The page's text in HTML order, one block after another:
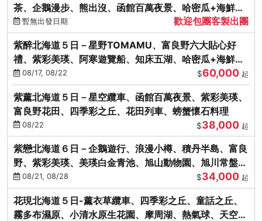
茶、企鵝漫步、熊出沒、函館百萬夜景、哈密瓜+海鮮和
牛八大螃蟹吃到飽
暫無出發日期 歡迎包團客製出團
紫醉北海道５日－星野TOMAMU、富良野六大貼心好
禮、紫彩美瑛、阿寒遊覽船、知床五湖、哈密瓜+海鮮和
牛螃蟹吃到飽
08/17, 08/22 $60,000 起
紫薰北海道５日－星空纜車、函館百萬夜景、紫彩美瑛、
富良野花田、四季彩之丘、花田列車、螃蟹懷石料理
08/22 $38,000 起
紫戀北海道６日－企鵝遊行、浪漫小樽、積丹半島、富良
野、紫彩美瑛、美瑛白金青池、旭山動物園、旭川常盤旋
轉塔08/21, 08/28 $34,000 起
花現北海道５日-薰衣草纜車、四季彩之丘、童話之丘、
霧多布濕原、小清水原生花園、摩周湖、熱氣球、天空溫